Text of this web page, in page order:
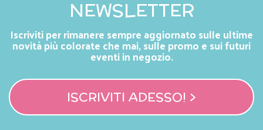
NEWSLETTER
Iscriviti per rimanere sempre aggiornato sulle ultime
novità più colorate che mai, sulle promo e sui futuri
eventi in negozio.
ISCRIVITI ADESSO! >